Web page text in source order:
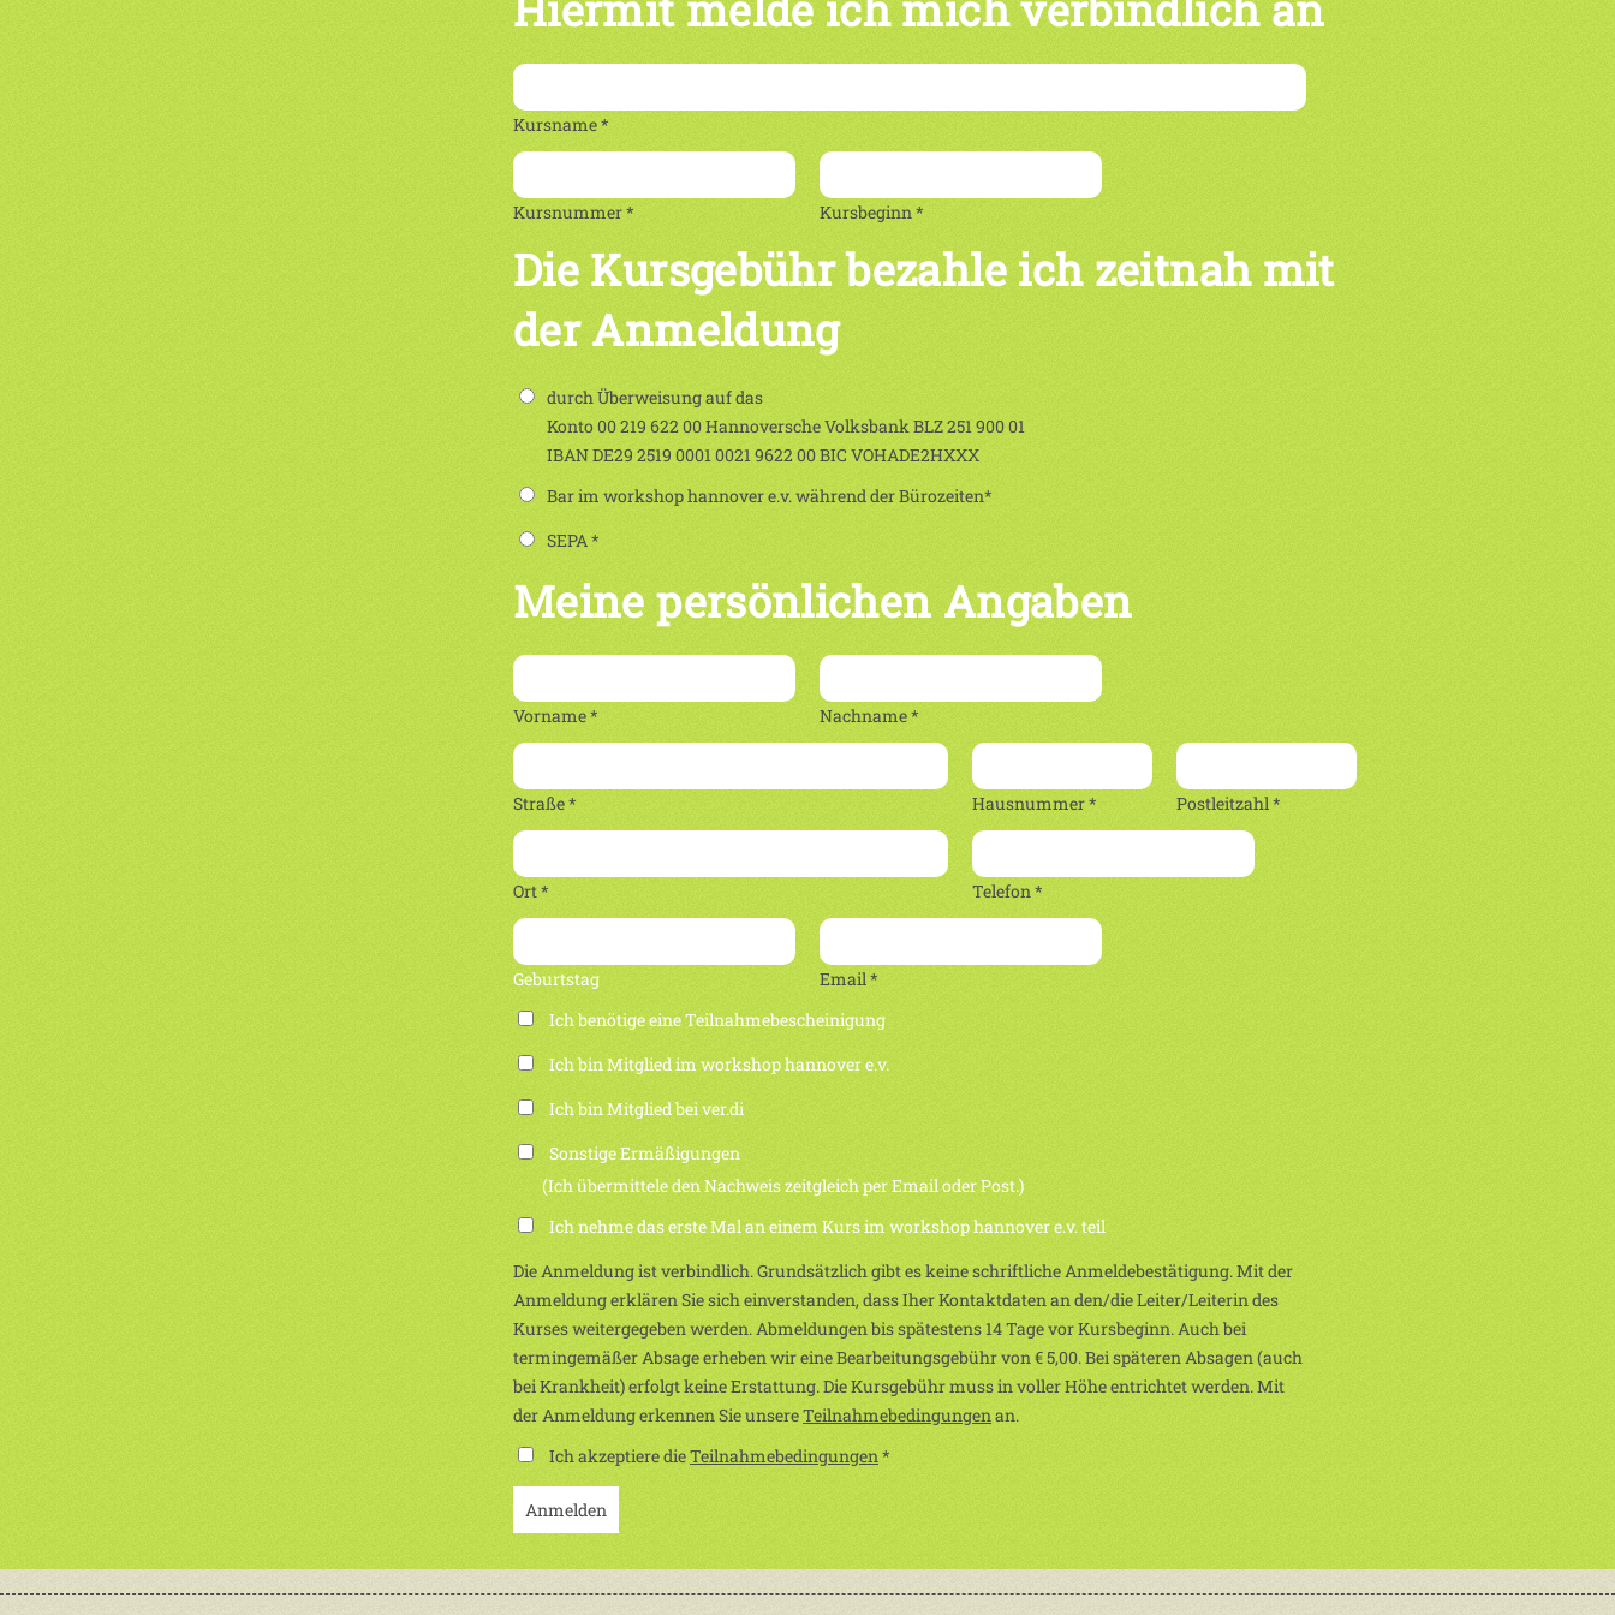
Kursname *
Kursnummer * Kursbeginn *
Die Kursgebühr bezahle ich zeitnah mit
der Anmeldung
durch Überweisung auf das
Konto 00 219 622 00 Hannoversche Volksbank BLZ 251 900 01
IBAN DE29 2519 0001 0021 9622 00 BIC VOHADE2HXXX
Bar im workshop hannover e.v. während der Bürozeiten*
SEPA *
Meine persönlichen Angaben
Vorname * Nachname *
Straße * Hausnummer * Postleitzahl *
Ort * Telefon *
Geburtstag
Email *
Ich benötige eine Teilnahmebescheinigung
Ich bin Mitglied im workshop hannover e.v.
Ich bin Mitglied bei ver.di
Sonstige Ermäßigungen
(Ich übermittele den Nachweis zeitgleich per Email oder Post.)
Ich nehme das erste Mal an einem Kurs im workshop hannover e.v. teil
Die Anmeldung ist verbindlich. Grundsätzlich gibt es keine schriftliche Anmeldebestätigung. Mit der
Anmeldung erklären Sie sich einverstanden, dass Iher Kontaktdaten an den/die Leiter/Leiterin des
Kurses weitergegeben werden. Abmeldungen bis spätestens 14 Tage vor Kursbeginn. Auch bei
termingemäßer Absage erheben wir eine Bearbeitungsgebühr von € 5,00. Bei späteren Absagen (auch
bei Krankheit) erfolgt keine Erstattung. Die Kursgebühr muss in voller Höhe entrichtet werden. Mit
der Anmeldung erkennen Sie unsereTeilnahmebedingungenan.
Ich akzeptiere dieTeilnahmebedingungen*
Anmelden